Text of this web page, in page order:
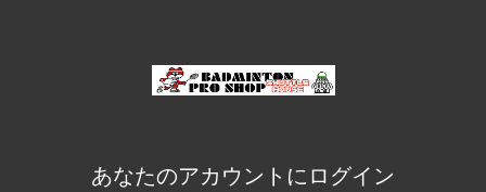
あなたのアカウントにログイン